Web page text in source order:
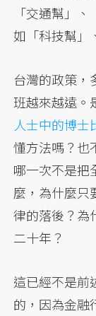
「交通幫」
如「科技幫」
台灣的政策，
班越來越遠。
人士中的博士
懂方法嗎？也
哪一次不是把
麼，為什麼只
律的落後？為
二十年？
這已經不是前
的，因為金融